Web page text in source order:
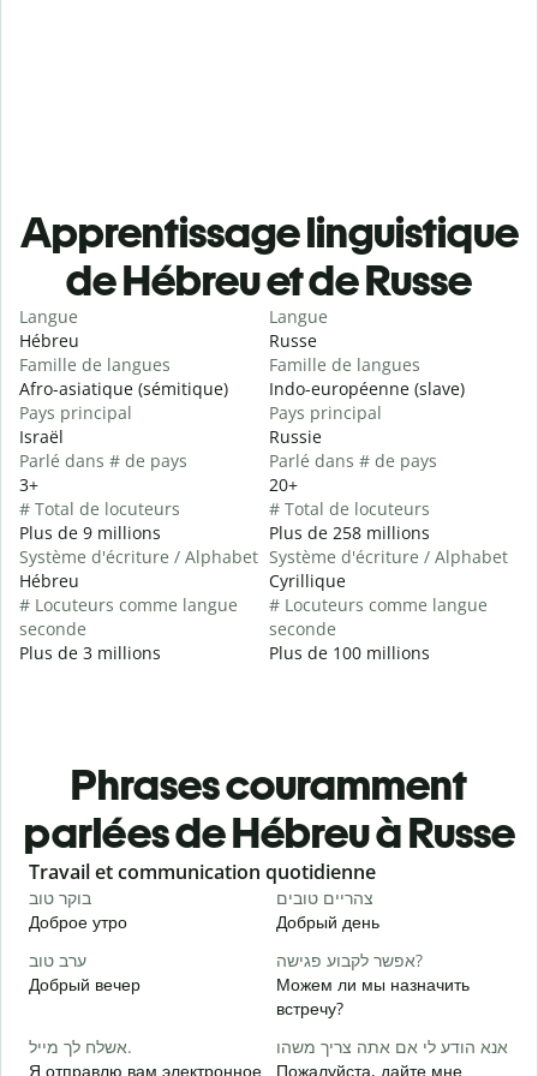
Apprentissage linguistique
de Hébreu et de Russe
Langue
Hébreu
Famille de langues
Afro-asiatique (sémitique)
Pays principal
Israël
Parlé dans # de pays
3+
# Total de locuteurs
Plus de 9 millions
Système d'écriture / Alphabet
Hébreu
# Locuteurs comme langue
seconde
Plus de 3 millions
Langue
Russe
Famille de langues
Indo-européenne (slave)
Pays principal
Russie
Parlé dans # de pays
20+
# Total de locuteurs
Plus de 258 millions
Système d'écriture / Alphabet
Cyrillique
# Locuteurs comme langue
seconde
Plus de 100 millions
Phrases couramment
parlées de Hébreu à Russe
Slide 1 of 6
Travail et communication quotidienne
בוקר טוב
Доброе утро
צהריים טובים
Добрый день
ערב טוב
Добрый вечер
אפשר לקבוע פגישה?
Можем ли мы назначить
встречу?
אשלח לך מייל.
Я отправлю вам электронное
אנא הודע לי אם אתה צריך משהו
Пожалуйста, дайте мне